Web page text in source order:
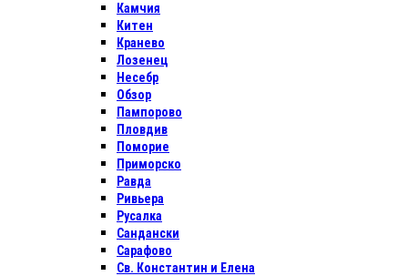
Камчия
Китен
Кранево
Лозенец
Несебр
Обзор
Пампорово
Пловдив
Поморие
Приморско
Равда
Ривьера
Русалка
Сандански
Сарафово
Св. Константин и Елена